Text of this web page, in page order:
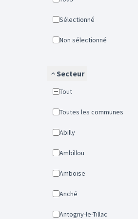
Sélectionné
Non sélectionné
Secteur
Tout
Toutes les communes
Abilly
Ambillou
Amboise
Anché
Antogny-le-Tillac